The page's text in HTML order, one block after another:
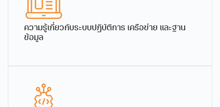
ความรู้เกี่ยวกับระบบปฏิบัติการ เครือข่าย และฐาน
ข้อมูล
ซอฟต์แวร์
(หลักสูตร
นานาชาติ/หลักสูตร
ผู้ช่วยศาสตราจารย์